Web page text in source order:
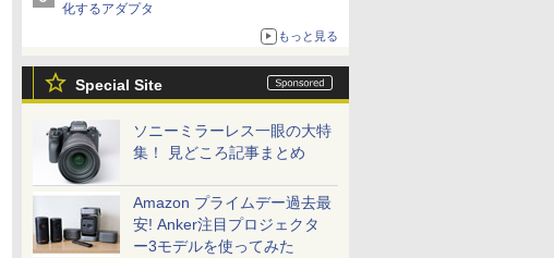
化するアダプタ
もっと見る
Special Site
ソニーミラーレス一眼の大特
集！ 見どころ記事まとめ
Amazon プライムデー過去最
安! Anker注目プロジェクタ
ー3モデルを使ってみた